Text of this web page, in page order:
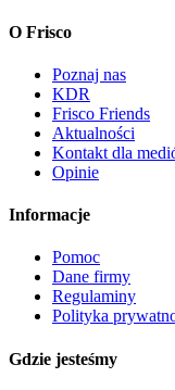
O Frisco
Poznaj nas
KDR
Frisco Friends
Aktualności
Kontakt dla
Opinie
Informacje
Pomoc
Dane firmy
Regulaminy
Polityka
Gdzie jesteśmy